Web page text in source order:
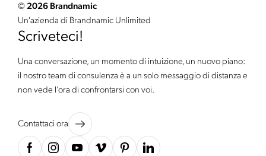
© 2026 Brandnamic
Un'azienda di Brandnamic Unlimited
Scriveteci!
Una conversazione, un momento di intuizione, un nuovo piano:
il nostro team di consulenza è a un solo messaggio di distanza e
non vede l’ora di confrontarsi con voi.
Contattaci ora